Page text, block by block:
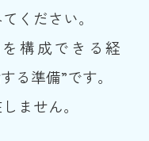
ください。
構成できる経
る準備”です。
ません。